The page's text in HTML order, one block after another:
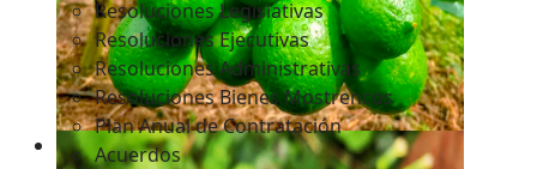
Resoluciones Legislativas
Resoluciones Ejecutivas
Resoluciones Administrativas
Resoluciones Bienes Mostrencos
Plan Anual de Contratación
Acuerdos